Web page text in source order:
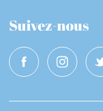
Suivez-nous